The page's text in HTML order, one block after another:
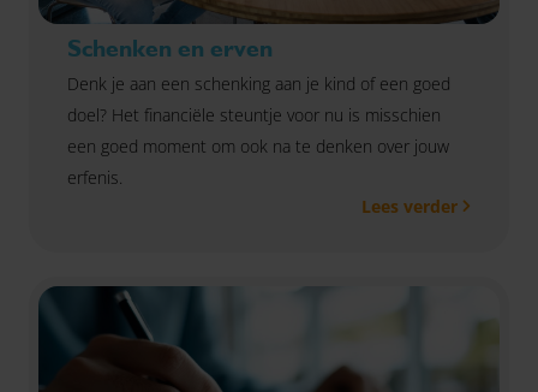
Schenken en erven
Denk je aan een schenking aan je kind of een goed
doel? Het financiële steuntje voor nu is misschien
een goed moment om ook na te denken over jouw
erfenis.
Lees verder